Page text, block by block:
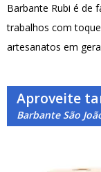
Barbante Rubi é de
trabalhos com
artesanatos em
Aproveite
Barbante São